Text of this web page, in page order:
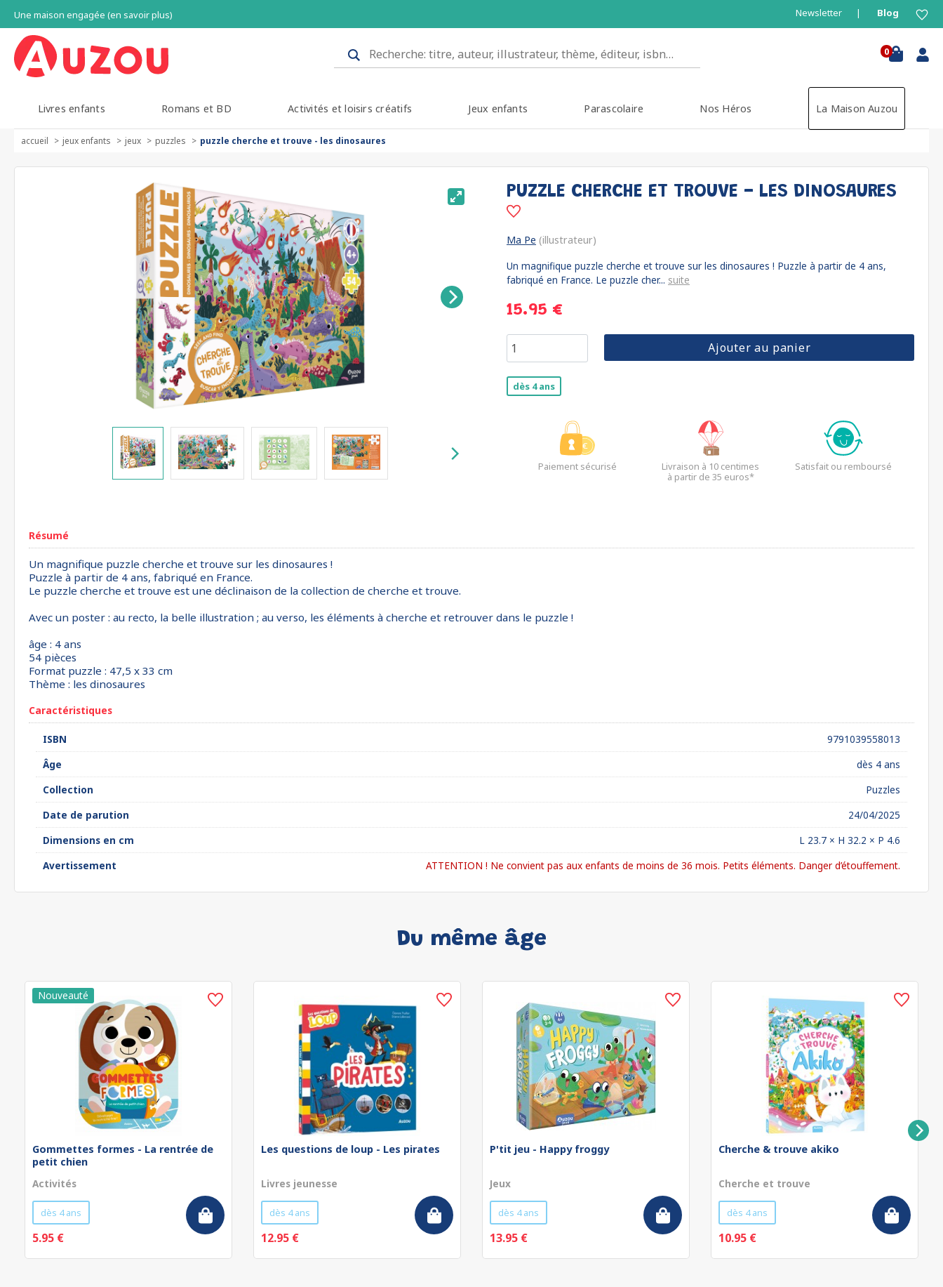
Une maison engagée (en savoir plus) Newsletter Blog
0
Livres enfants Romans et BD Activités et loisirs créatifs Jeux enfants Parascolaire Nos Héros La Maison Auzou
accueil jeux enfants jeux puzzles puzzle cherche et trouve - les dinosaures
PUZZLE CHERCHE ET TROUVE - LES DINOSAURES
Ma Pe (illustrateur)
Un magnifique puzzle cherche et trouve sur les dinosaures ! Puzzle à partir de 4 ans,
fabriqué en France. Le puzzle cher... suite
15.95 €
Ajouter au panier
dès 4 ans
Paiement sécurisé
Livraison à 10 centimes
à partir de 35 euros*
Satisfait ou remboursé
Résumé
Un magnifique puzzle cherche et trouve sur les dinosaures !
Puzzle à partir de 4 ans, fabriqué en France.
Le puzzle cherche et trouve est une déclinaison de la collection de cherche et trouve.
Avec un poster : au recto, la belle illustration ; au verso, les éléments à cherche et retrouver dans le puzzle !
âge : 4 ans
54 pièces
Format puzzle : 47,5 x 33 cm
Thème : les dinosaures
Caractéristiques
ISBN
9791039558013
Âge
dès 4 ans
Collection
Puzzles
Date de parution
24/04/2025
Dimensions en cm
L 23.7 × H 32.2 × P 4.6
Avertissement
ATTENTION ! Ne convient pas aux enfants de moins de 36 mois. Petits éléments. Danger d’étouffement.
Du même âge
Gommettes formes - La rentrée de
petit chien
Activités
dès 4 ans
5.95 €
Les questions de loup - Les pirates
Livres jeunesse
dès 4 ans
12.95 €
P'tit jeu - Happy froggy
Jeux
dès 4 ans
13.95 €
Cherche & trouve akiko
Cherche et trouve
dès 4 ans
10.95 €